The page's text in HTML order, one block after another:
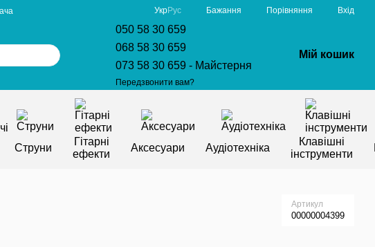
УкрРус Бажання Порівняння Вхід
050 58 30 659
068 58 30 659
073 58 30 659 - Майстерня
Передзвонити вам?
Мій кошик
Струни
Гітарні
ефекти
Аксесуари Аудіотехніка
Клавішні
інструменти
Артикул
00000004399